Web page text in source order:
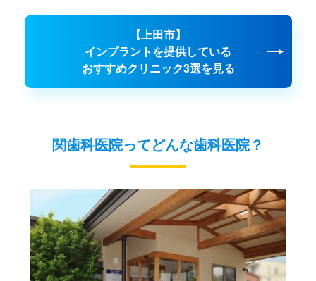
【上田市】
インプラントを提供している
おすすめクリニック3選を見る
関歯科医院ってどんな歯科医院？